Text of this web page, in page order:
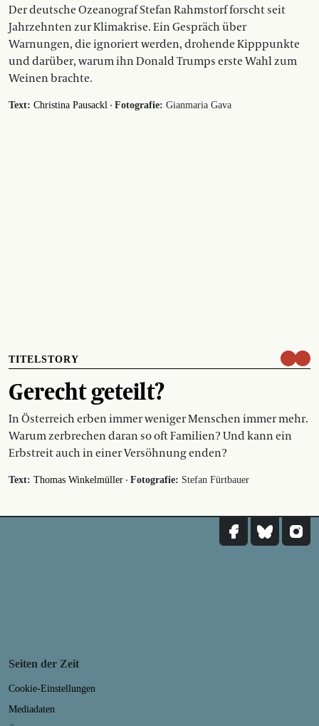
Der deutsche Ozeanograf Stefan Rahmstorf forscht seit
Jahrzehnten zur Klimakrise. Ein Gespräch über
Warnungen, die ignoriert werden, drohende Kipppunkte
und darüber, warum ihn Donald Trumps erste Wahl zum
Weinen brachte.
Text: Christina Pausackl · Fotografie: Gianmaria Gava
TITELSTORY
Gerecht geteilt?
In Österreich erben immer weniger Menschen immer mehr.
Warum zerbrechen daran so oft Familien? Und kann ein
Erbstreit auch in einer Versöhnung enden?
Text: Thomas Winkelmüller · Fotografie: Stefan Fürtbauer
Seiten der Zeit
Cookie-Einstellungen
Mediadaten